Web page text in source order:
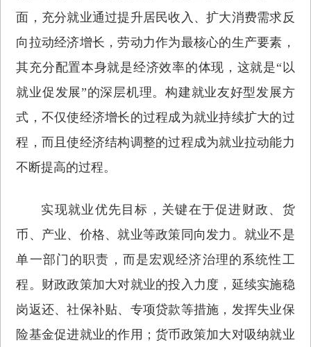
面，充分就业通过提升居民收入、扩大消费需求反
向拉动经济增长，劳动力作为最核心的生产要素，
其充分配置本身就是经济效率的体现，这就是“以
就业促发展”的深层机理。构建就业友好型发展方
式，不仅使经济增长的过程成为就业持续扩大的过
程，而且使经济结构调整的过程成为就业拉动能力
不断提高的过程。
实现就业优先目标，关键在于促进财政、货
币、产业、价格、就业等政策同向发力。就业不是
单一部门的职责，而是宏观经济治理的系统性工
程。财政政策加大对就业的投入力度，延续实施稳
岗返还、社保补贴、专项贷款等措施，发挥失业保
险基金促进就业的作用；货币政策加大对吸纳就业